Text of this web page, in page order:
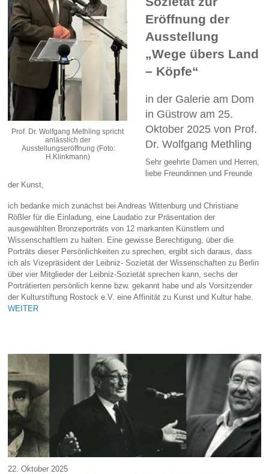
Prof. Dr. Wolfgang Methling spricht
anlässlich der
Ausstellungseröffnung (Foto:
H.Klinkmann)
Eröffnung der
Ausstellung
„Wege übers Land
– Köpfe“
in der Galerie am Dom
in Güstrow am 25.
Oktober 2025 von Prof.
Dr. Wolfgang Methling
Sehr geehrte Damen und Herren,
liebe Freundinnen und Freunde
der Kunst,
ich bedanke mich zunächst bei Andreas Wittenburg und Christiane
Rößler für die Einladung, eine Laudatio zur Präsentation der
ausgewählten Bronzeporträts von 12 markanten Künstlern und
Wissenschaftlern zu halten. Eine gewisse Berechtigung, über die
Porträts dieser Persönlichkeiten zu sprechen, ergibt sich daraus, dass
ich als Vizepräsident der Leibniz- Sozietät der Wissenschaften zu Berlin
über vier Mitglieder der Leibniz-Sozietät sprechen kann, sechs der
Porträtierten persönlich kenne bzw. gekannt habe und als Vorsitzender
der Kulturstiftung Rostock e.V. eine Affinität zu Kunst und Kultur habe.
WEITER
22. Oktober 2025